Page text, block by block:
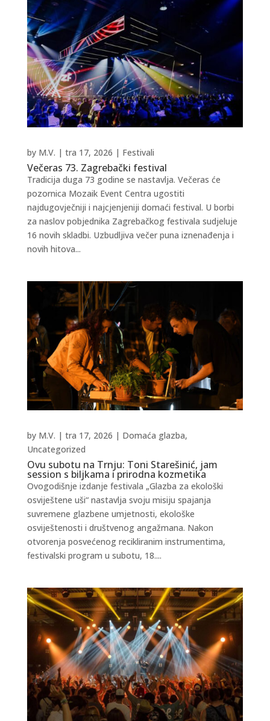
Večeras 73. Zagrebački festival
by M.V. | tra 17, 2026 | Festivali
Tradicija duga 73 godine se nastavlja. Večeras će
pozornica Mozaik Event Centra ugostiti
najdugovječniji i najcjenjeniji domaći festival. U borbi
za naslov pobjednika Zagrebačkog festivala sudjeluje
16 novih skladbi. Uzbudljiva večer puna iznenađenja i
novih hitova...
Ovu subotu na Trnju: Toni Starešinić, jam
session s biljkama i prirodna kozmetika
by M.V. | tra 17, 2026 | Domaća glazba,
Uncategorized
Ovogodišnje izdanje festivala „Glazba za ekološki
osviještene uši“ nastavlja svoju misiju spajanja
suvremene glazbene umjetnosti, ekološke
osviještenosti i društvenog angažmana. Nakon
otvorenja posvećenog recikliranim instrumentima,
festivalski program u subotu, 18....